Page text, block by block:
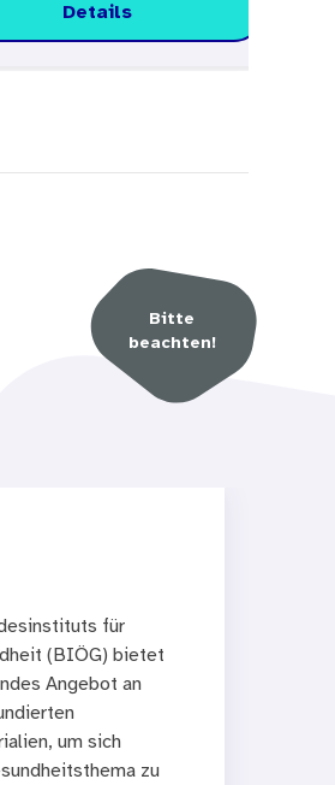
Details
Bitte
beachten!
für
(BIÖG) bietet
Angebot an
um sich
zu